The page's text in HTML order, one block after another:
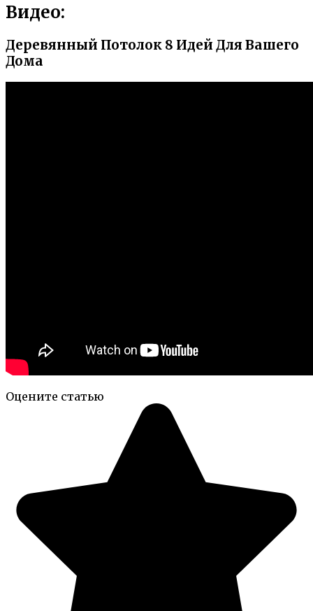
Видео:
Деревянный Потолок 8 Идей Для Вашего
Дома
Оцените статью